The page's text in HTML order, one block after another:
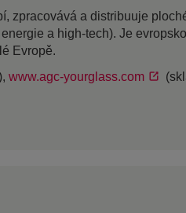
zpracovává a distribuuje
a high-tech). Je
Evropě.
www.agc-yourglass.com